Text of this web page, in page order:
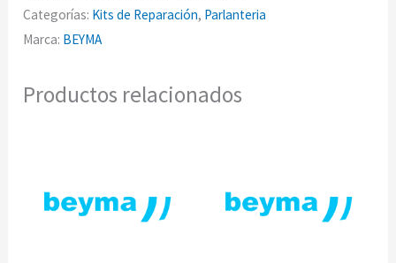
Categorías: Kits de Reparación, Parlanteria
Marca: BEYMA
Productos relacionados